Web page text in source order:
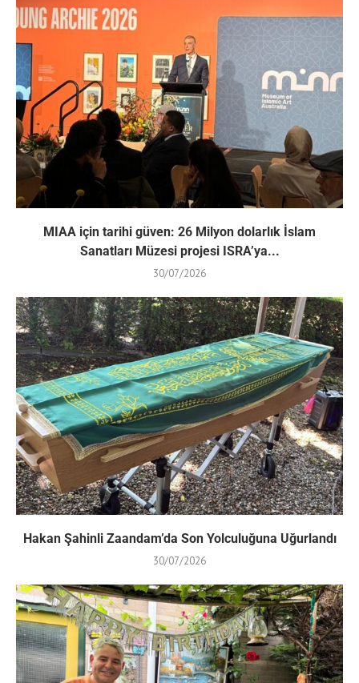
MIAA için tarihi güven: 26 Milyon dolarlık İslam
Sanatları Müzesi projesi ISRA’ya...
30/07/2026
Hakan Şahinli Zaandam’da Son Yolculuğuna Uğurlandı
30/07/2026